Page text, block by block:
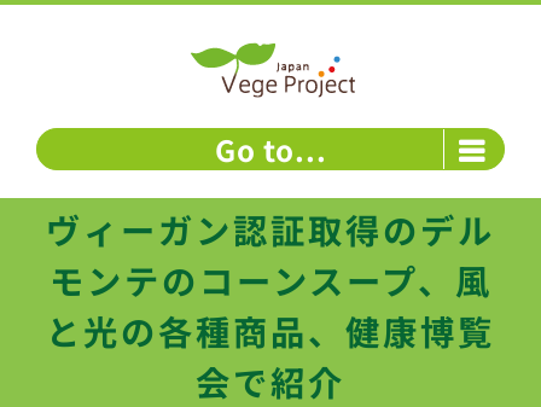
Go to...
ヴィーガン認証取得のデル
モンテのコーンスープ、風
と光の各種商品、健康博覧
会で紹介